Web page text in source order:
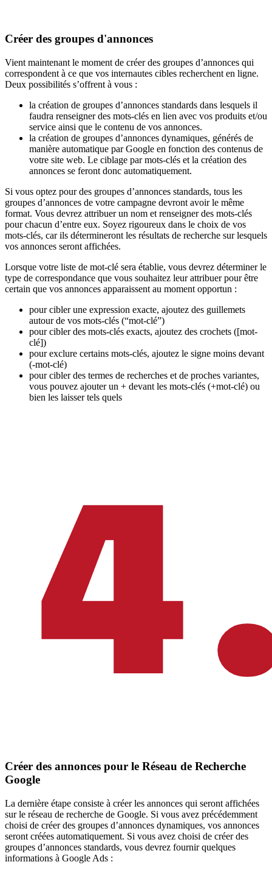
Créer des groupes d'annonces
Vient maintenant le moment de créer des groupes d’annonces qui
correspondent à ce que vos internautes cibles recherchent en ligne.
Deux possibilités s’offrent à vous :
la création de groupes d’annonces standards dans lesquels il
faudra renseigner des mots-clés en lien avec vos produits et/ou
service ainsi que le contenu de vos annonces.
la création de groupes d’annonces dynamiques, générés de
manière automatique par Google en fonction des contenus de
votre site web. Le ciblage par mots-clés et la création des
annonces se feront donc automatiquement.
Si vous optez pour des groupes d’annonces standards, tous les
groupes d’annonces de votre campagne devront avoir le même
format. Vous devrez attribuer un nom et renseigner des mots-clés
pour chacun d’entre eux. Soyez rigoureux dans le choix de vos
mots-clés, car ils détermineront les résultats de recherche sur lesquels
vos annonces seront affichées.
Lorsque votre liste de mot-clé sera établie, vous devrez déterminer le
type de correspondance que vous souhaitez leur attribuer pour être
certain que vos annonces apparaissent au moment opportun :
pour cibler une expression exacte, ajoutez des guillemets
autour de vos mots-clés (“mot-clé”)
pour cibler des mots-clés exacts, ajoutez des crochets ([mot-
clé])
pour exclure certains mots-clés, ajoutez le signe moins devant
(-mot-clé)
pour cibler des termes de recherches et de proches variantes,
vous pouvez ajouter un + devant les mots-clés (+mot-clé) ou
bien les laisser tels quels
Créer des annonces pour le Réseau de Recherche
Google
La dernière étape consiste à créer les annonces qui seront affichées
sur le réseau de recherche de Google. Si vous avez précédemment
choisi de créer des groupes d’annonces dynamiques, vos annonces
seront créées automatiquement. Si vous avez choisi de créer des
groupes d’annonces standards, vous devrez fournir quelques
informations à Google Ads :